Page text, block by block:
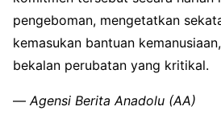
pengeboman, mengetatkan
kemasukan bantuan
bekalan perubatan yang kritikal.
—Agensi Berita Anadolu (AA)